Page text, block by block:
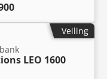
LEO 1600
Veiling